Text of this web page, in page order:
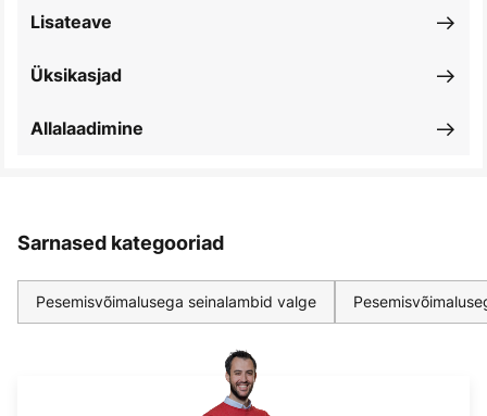
Üksikasjad
Lisateave
Allalaadimine
Sarnased kategooriad
Pesemisvõimalusega seinalambid valge